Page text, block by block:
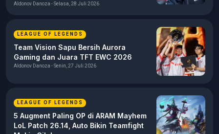
Aldonov Danoza - Selasa, 28 Juli 2026
LEAGUE OF LEGENDS
Team Vision Sapu Bersih Aurora
Gaming dan Juara TFT EWC 2026
Aldonov Danoza - Senin, 27 Juli 2026
LEAGUE OF LEGENDS
5 Augment Paling OP di ARAM Mayhem
LoL Patch 26.14, Auto Bikin Teamfight